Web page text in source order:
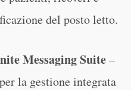
del posto letto.
Messaging Suite–
la gestione integrata